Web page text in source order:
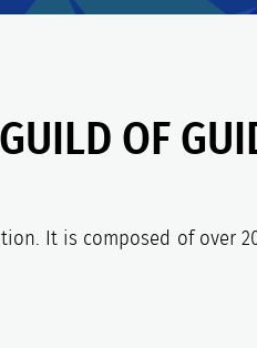
OF
It is composed of over